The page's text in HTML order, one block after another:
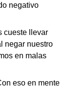
negativo
cueste llevar
negar nuestro
en malas
eso en mente